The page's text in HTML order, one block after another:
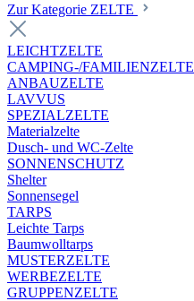
Zur Kategorie ZELTE
LEICHTZELTE
CAMPING-/FAMILIENZELTE
ANBAUZELTE
LAVVUS
SPEZIALZELTE
Materialzelte
Dusch- und WC-Zelte
SONNENSCHUTZ
Shelter
Sonnensegel
TARPS
Leichte Tarps
Baumwolltarps
MUSTERZELTE
WERBEZELTE
GRUPPENZELTE